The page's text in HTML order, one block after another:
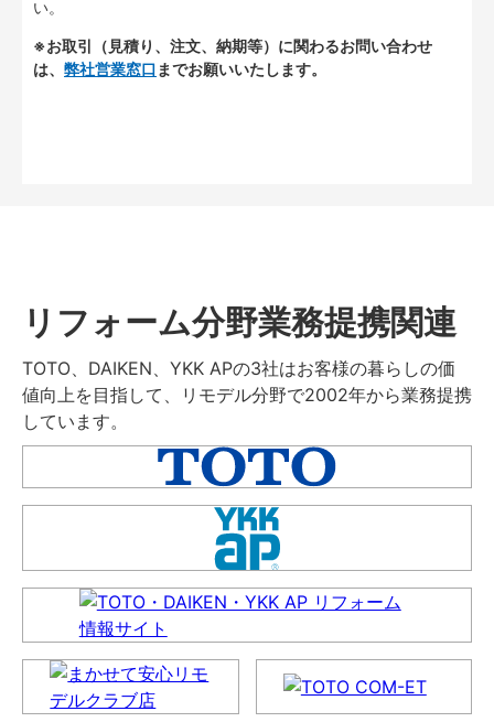
い。
※お取引（見積り、注文、納期等）に関わるお問い合わせ
は、 弊社営業窓口 までお願いいたします。
リフォーム分野業務提携関連
TOTO、DAIKEN、YKK APの3社はお客様の暮らしの価
値向上を目指して、リモデル分野で2002年から業務提携
しています。